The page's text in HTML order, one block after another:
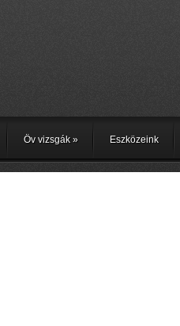
Öv vizsgák» Eszközeink